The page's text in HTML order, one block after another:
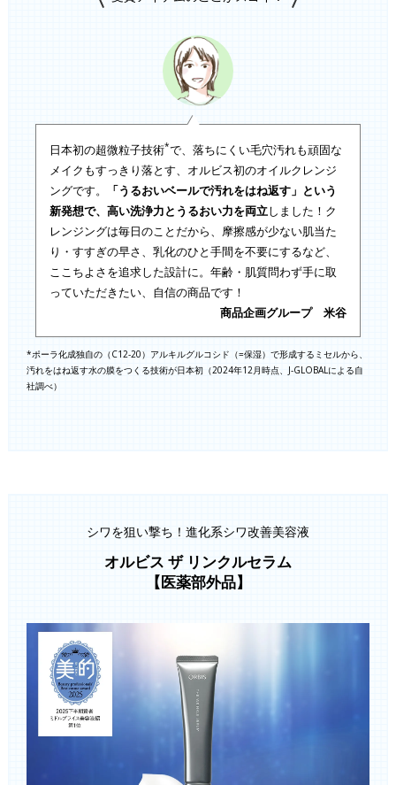
日本初の超微粒子技術*で、落ちにくい毛穴汚れも頑固な
メイクもすっきり落とす、オルビス初のオイルクレンジ
ングです。
「うるおいベールで汚れをはね返す」という
新発想で、高い洗浄力とうるおい力を両立しました！ク
レンジングは毎日のことだから、摩擦感が少ない肌当た
り・すすぎの早さ、乳化のひと手間を不要にするなど、
ここちよさを追求した設計に。年齢・肌質問わず手に取
っていただきたい、自信の商品です！
商品企画グループ 米谷
*ポーラ化成独自の（C12-20）アルキルグルコシド（=保湿）で形成するミセルから、
汚れをはね返す水の膜をつくる技術が日本初（2024年12月時点、J-GLOBALによる自
社調べ）
シワを狙い撃ち！進化系シワ改善美容液
オルビス ザ リンクルセラム
【医薬部外品】